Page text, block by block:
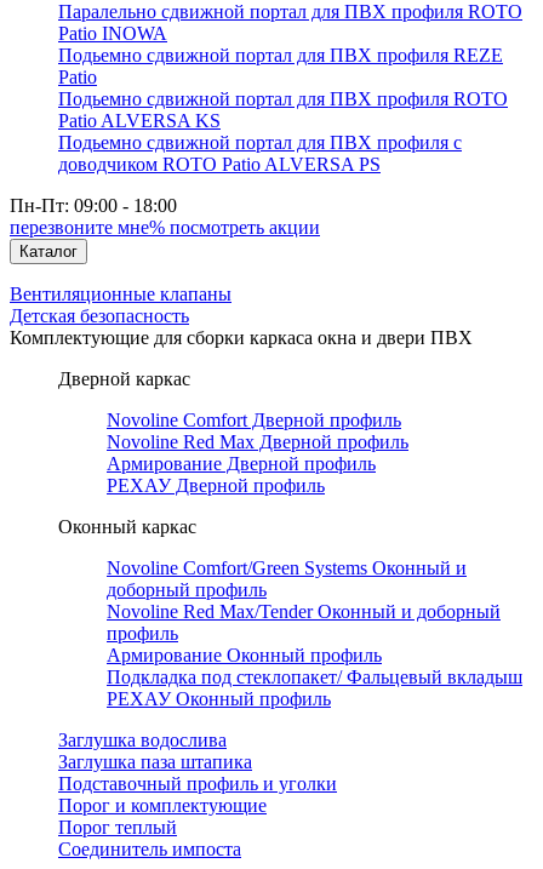
Паралельно сдвижной портал для ПВХ профиля ROTO
Patio INOWA
Подьемно сдвижной портал для ПВХ профиля REZE
Patio
Подьемно сдвижной портал для ПВХ профиля ROTO
Patio ALVERSA KS
Подьемно сдвижной портал для ПВХ профиля с
доводчиком ROTO Patio ALVERSA PS
Пн-Пт: 09:00 - 18:00
перезвоните мне% посмотреть акции
Каталог
Вентиляционные клапаны
Детская безопасность
Комплектующие для сборки каркаса окна и двери ПВХ
Дверной каркас
Novoline Comfort Дверной профиль
Novoline Red Мax Дверной профиль
Армирование Дверной профиль
РЕХАУ Дверной профиль
Оконный каркас
Novoline Comfort/Green Systems Оконный и
доборный профиль
Novoline Red Max/Tender Оконный и доборный
профиль
Армирование Оконный профиль
Подкладка под стеклопакет/ Фальцевый вкладыш
РЕХАУ Оконный профиль
Заглушка водослива
Заглушка паза штапика
Подставочный профиль и уголки
Порог и комплектующие
Порог теплый
Соединитель импоста